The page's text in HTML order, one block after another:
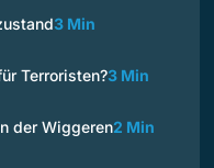
3 Min
Terroristen?3 Min
der Wiggeren2 Min